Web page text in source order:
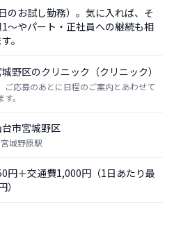
のお試し勤務）。気に入れば、そ
〜やパート・正社員への継続も相
。
野区のクリニック（クリニック）
ご応募のあとに日程のご案内とあわせて
。
市宮城野区
城野原駅
円＋交通費1,000円（1日あたり最